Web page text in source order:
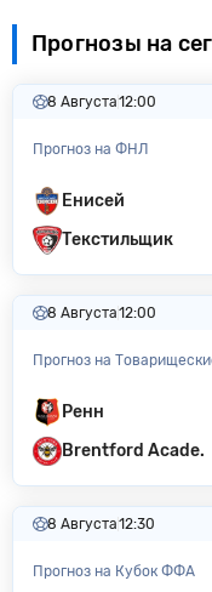
Прогнозы на
8 Августа12:00
Прогноз на ФНЛ
Енисей
Текстильщик
8 Августа12:00
Прогноз на
Ренн
Brentford Acade.
8 Августа12:30
Прогноз на Кубок ФФА